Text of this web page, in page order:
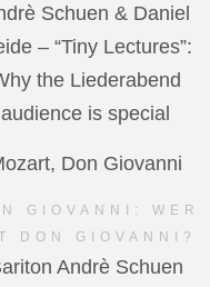
Schuen & Daniel
– “Tiny Lectures”:
the Liederabend
audience is special
Don Giovanni
GIOVANNI: WER
DON GIOVANNI?
Andrè Schuen